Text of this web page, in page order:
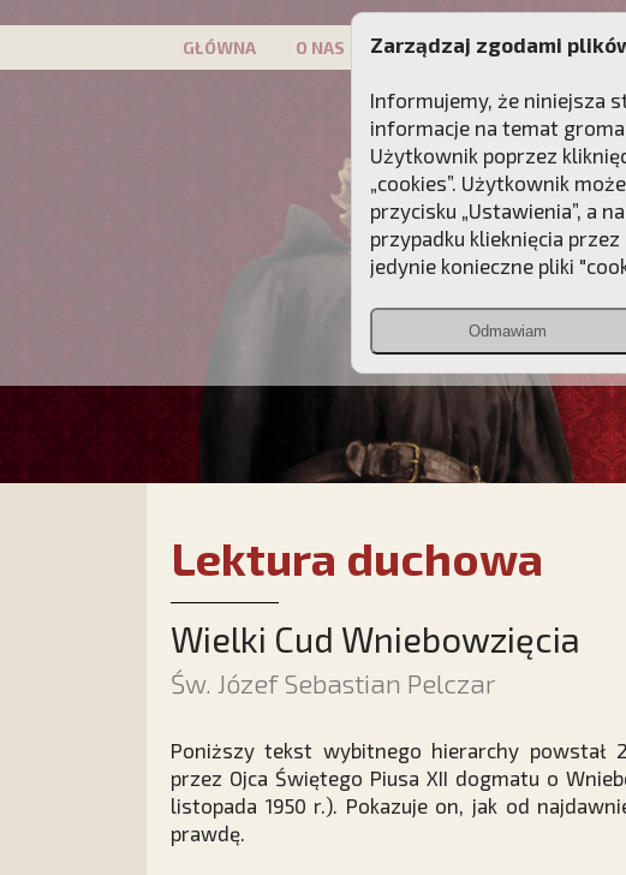
GŁÓWNA O NAS PATRON KAMPANIE
Lektura duchowa
Wielki Cud Wniebowzięcia
Św. Józef Sebastian Pelczar
Poniższy tekst wybitnego hierarchy powstał
przez Ojca Świętego Piusa XII dogmatu o
listopada 1950 r.). Pokazuje on, jak od
prawdę.
Zarządzaj zgodami
Informujemy, że niniejsza
informacje na temat
Użytkownik poprzez
„cookies”. Użytkownik
przycisku „Ustawienia”, a
przypadku klieknięcia
jedynie konieczne pliki
Odmawiam